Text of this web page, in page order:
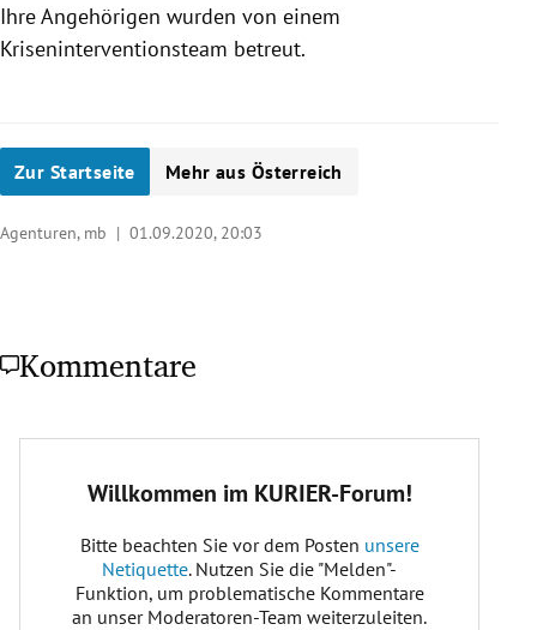
Ihre Angehörigen wurden von einem
Kriseninterventionsteam betreut.
Zur Startseite Mehr aus Österreich
Agenturen, mb | 01.09.2020, 20:03
Kommentare